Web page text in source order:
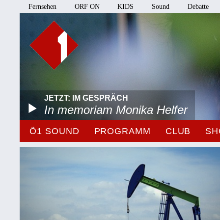
Fernsehen ORF ON KIDS Sound Debatte
JETZT: IM GESPRÄCH
In memoriam Monika Helfer
Ö1 SOUND PROGRAMM CLUB